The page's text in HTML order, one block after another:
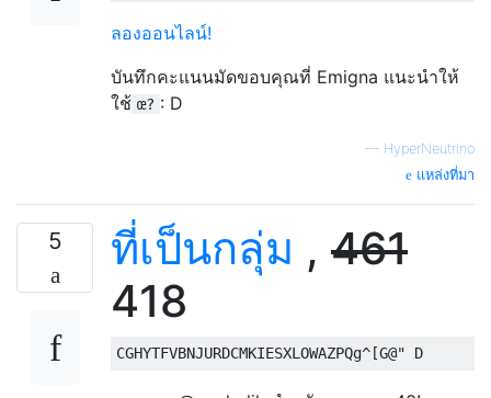
ลองออนไลน์!
บันทึกคะแนนมัดขอบคุณที่ Emigna แนะนำให้
ใช้ œ? : D
— HyperNeutrino
แหล่งที่มา
5 ที่เป็นกลุ่ม , 461
418